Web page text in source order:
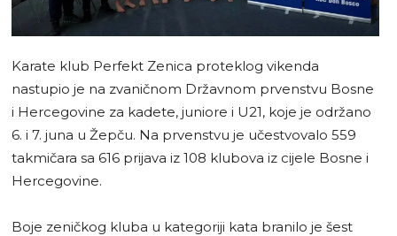
Karate klub Perfekt Zenica proteklog vikenda
nastupio je na zvaničnom Državnom prvenstvu Bosne
i Hercegovine za kadete, juniore i U21, koje je održano
6. i 7. juna u Žepču. Na prvenstvu je učestvovalo 559
takmičara sa 616 prijava iz 108 klubova iz cijele Bosne i
Hercegovine.
Boje zeničkog kluba u kategoriji kata branilo je šest